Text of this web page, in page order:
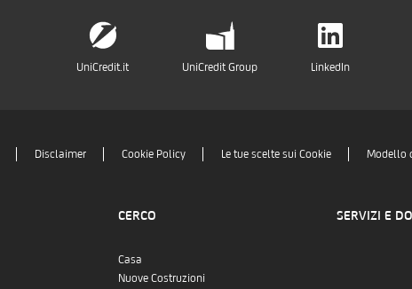
UniCredit.it UniCredit Group LinkedIn
Disclaimer Cookie Policy Le tue scelte sui Cookie Modello
CERCO
Casa
Nuove Costruzioni
SERVIZI E